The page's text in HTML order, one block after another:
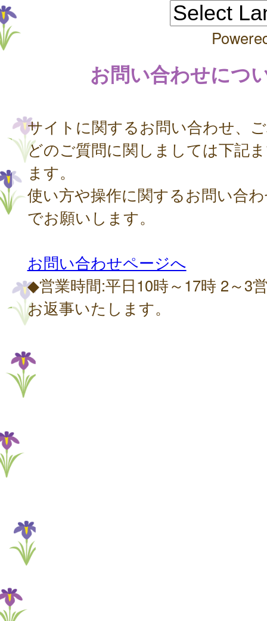
お問い合わせにつ
サイトに関するお問い合わせ、
どのご質問に関しましては下記
ます。
使い方や操作に関するお問い合
でお願いします。
お問い合わせページへ
◆営業時間:平日10時～17時 2～3
お返事いたします。